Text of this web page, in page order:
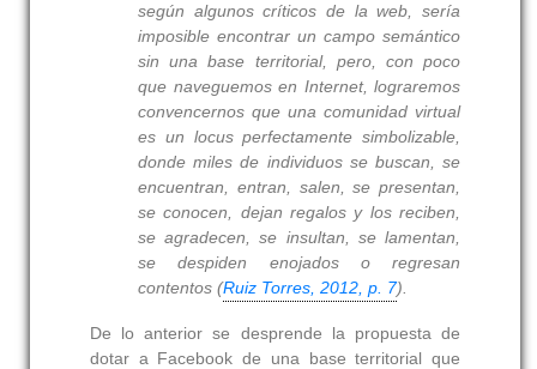
según algunos críticos de la web, sería
imposible encontrar un campo semántico
sin una base territorial, pero, con poco
que naveguemos en Internet, lograremos
convencernos que una comunidad virtual
es un locus perfectamente simbolizable,
donde miles de individuos se buscan, se
encuentran, entran, salen, se presentan,
se conocen, dejan regalos y los reciben,
se agradecen, se insultan, se lamentan,
se despiden enojados o regresan
contentos (Ruiz Torres, 2012, p. 7).
De lo anterior se desprende la propuesta de
dotar a Facebook de una base territorial que